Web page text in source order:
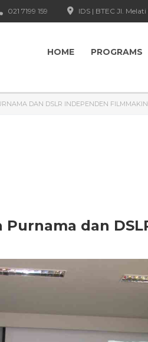
IDS | BTEC Jl.
021 7199 159
HOME PROGRAMS
DAN DSLR INDEPENDEN
dan